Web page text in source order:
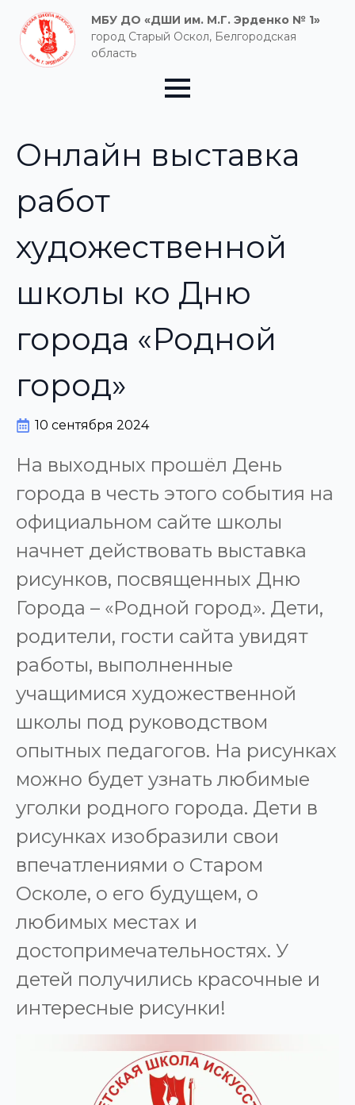
МБУ ДО «ДШИ им. М.Г. Эрденко № 1»
город Старый Оскол, Белгородская
область
Онлайн выставка
работ
художественной
школы ко Дню
города «Родной
город»
10 сентября 2024
На выходных прошёл День
города в честь этого события на
официальном сайте школы
начнет действовать выставка
рисунков, посвященных Дню
Города – «Родной город». Дети,
родители, гости сайта увидят
работы, выполненные
учащимися художественной
школы под руководством
опытных педагогов. На рисунках
можно будет узнать любимые
уголки родного города. Дети в
рисунках изобразили свои
впечатлениями о Старом
Осколе, о его будущем, о
любимых местах и
достопримечательностях. У
детей получились красочные и
интересные рисунки!